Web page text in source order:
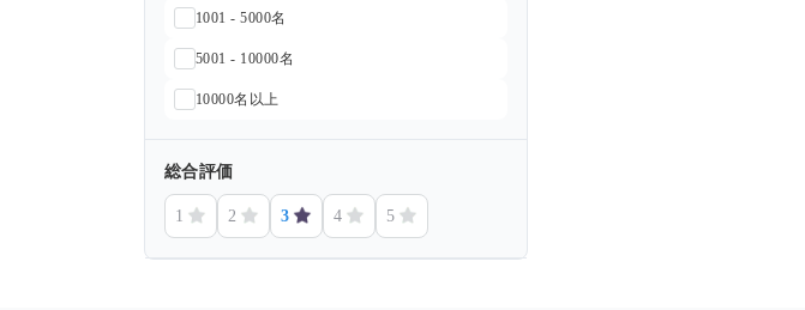
1001 - 5000名
5001 - 10000名
10000名以上
総合評価
1 2 3 4 5